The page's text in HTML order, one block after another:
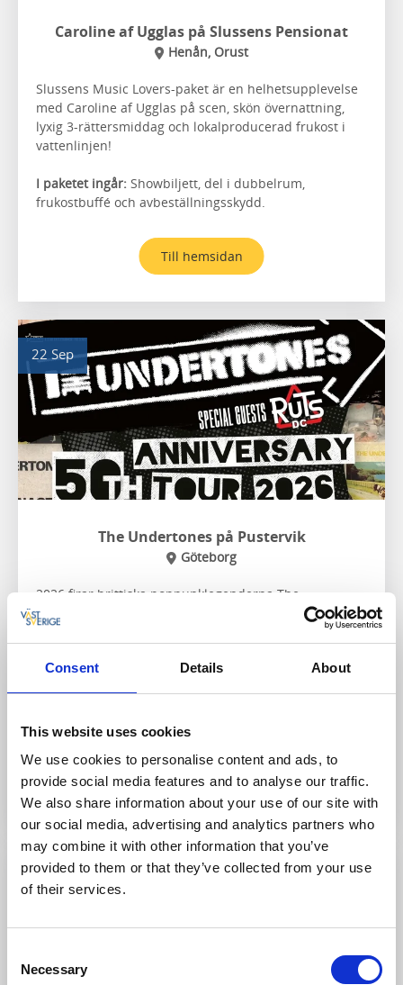
Consent Details About
This website uses cookies
We use cookies to personalise content and ads, to
provide social media features and to analyse our traffic.
We also share information about your use of our site with
our social media, advertising and analytics partners who
may combine it with other information that you’ve
provided to them or that they’ve collected from your use
of their services.
Selection
Necessary
Caroline af Ugglas på Slussens Pensionat
Henån, Orust
Slussens Music Lovers-paket är en helhetsupplevelse
med Caroline af Ugglas på scen, skön övernattning,
lyxig 3-rättersmiddag och lokalproducerad frukost i
vattenlinjen!
I paketet ingår: Showbiljett, del i dubbelrum,
frukostbuffé och avbeställningsskydd.
Till hemsidan
22 Sep
The Undertones på Pustervik
Göteborg
2026 firar brittiska poppunklegenderna The
Undertones sitt 50-årsjubileum med en omfattande
turné i Storbritannien och Europa. Med sig har det
hela fyra spelningar i Sverige.
frukostbuffé och avbeställningsskydd.
Till hemsidan
25 Sep